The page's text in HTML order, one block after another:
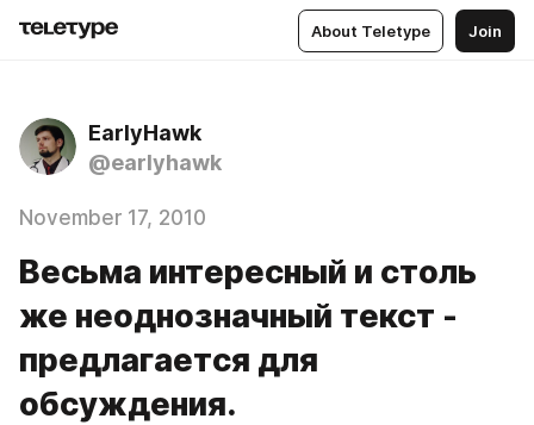
About Teletype Join
EarlyHawk
@earlyhawk
November 17, 2010
Весьма интересный и столь
же неоднозначный текст -
предлагается для
обсуждения.